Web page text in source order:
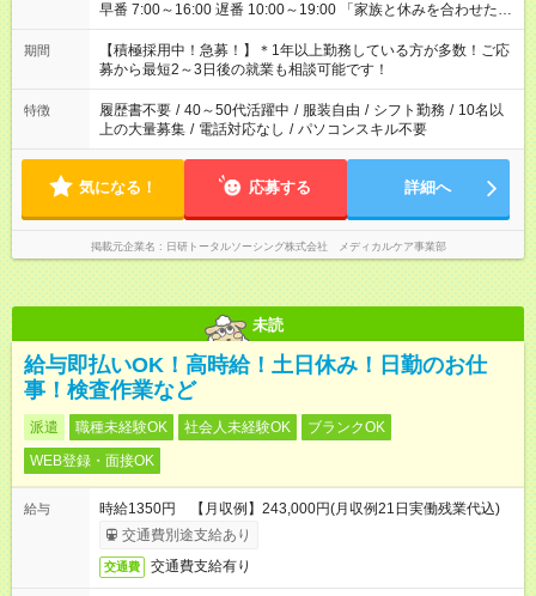
早番 7:00～16:00 遅番 10:00～19:00 「家族と休みを合わせた
い」 「余裕を持って夕飯の準備がしたい」 「できれば残業はし
たくない」 など、ご希望を教えてくださいね。 ※Wワーク希望
の方へ 今ご覧のお仕事で希望する勤務時間と、もう1つのお仕事
の勤務時間。 合計で週40時間を超える場合は応募できません。
期間
【積極採用中！急募！】＊1年以上勤務している方が多数！ご応
募から最短2～3日後の就業も相談可能です！
特徴 履歴書不要 / 40～50代活躍中 / 服装自由 / シフト勤務 / 10名以
上の大量募集 / 電話対応なし / パソコンスキル不要
気になる！ 応募する 詳細へ
掲載元企業名 日研トータルソーシング株式会社 メディカルケア事業部
未読
給与即払いOK！高時給！土日休み！日勤のお仕
事！検査作業など
派遣 職種未経験OK 社会人未経験OK
ブランクOK
WEB登録・面接OK
給与
時給1350円 【月収例】243,000円(月収例21日実働残業代込)
交通費別途支給あり
交通費 交通費支給有り